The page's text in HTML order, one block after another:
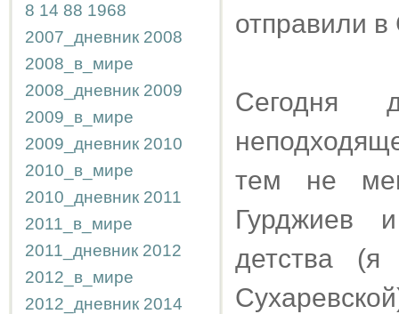
8 14 88 1968
2007_дневник 2008
2008_в_мире
2008_дневник 2009
2009_в_мире
2009_дневник 2010
2010_в_мире
2010_дневник 2011
2011_в_мире
2011_дневник 2012
2012_в_мире
2012_дневник 2014
отправили в
Сегодня
тем не
Гурджиев
детcтва